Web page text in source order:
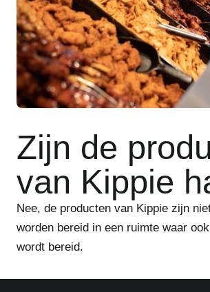
Zijn de
van Kippie
Nee, de producten van Kippie zijn
worden bereid in een ruimte waar
wordt bereid.